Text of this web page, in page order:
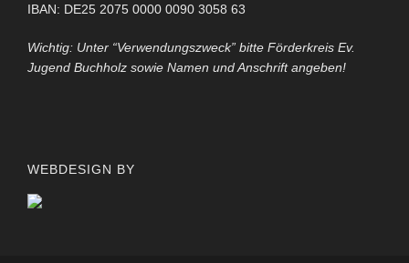
IBAN: DE25 2075 0000 0090 3058 63
Wichtig: Unter “Verwendungszweck” bitte Förderkreis Ev.
Jugend Buchholz sowie Namen und Anschrift angeben!
WEBDESIGN BY